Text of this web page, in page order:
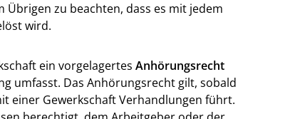
zu beachten, dass es mit jedem
wird.
ein vorgelagertesAnhörungsrecht
umfasst. Das Anhörungsrecht gilt, sobald
einer Gewerkschaft Verhandlungen führt.